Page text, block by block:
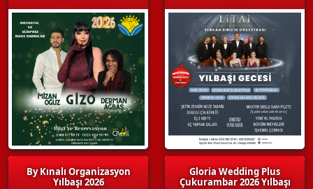
By Kınalı Organizasyon
Yılbaşı 2026
Gloria Wedding Plus
Çukurambar 2026 Yılbaşı